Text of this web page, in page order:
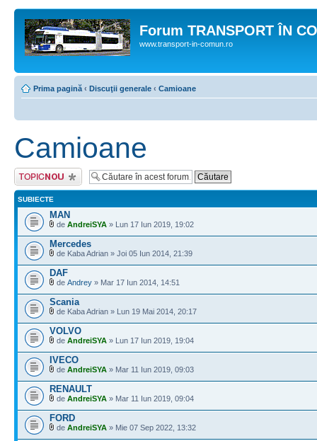
Forum TRANSPORT ÎN
www.transport-in-comun.ro
Prima pagină ‹ Discuţii generale ‹ Camioane
Camioane
Scrie un subiect
nou
SUBIECTE
MAN
de AndreiSYA » Lun 17 Iun 2019, 19:02
Mercedes
de Kaba Adrian » Joi 05 Iun 2014, 21:39
DAF
de Andrey » Mar 17 Iun 2014, 14:51
Scania
de Kaba Adrian » Lun 19 Mai 2014, 20:17
VOLVO
de AndreiSYA » Lun 17 Iun 2019, 19:04
IVECO
de AndreiSYA » Mar 11 Iun 2019, 09:03
RENAULT
de AndreiSYA » Mar 11 Iun 2019, 09:04
FORD
de AndreiSYA » Mie 07 Sep 2022, 13:32